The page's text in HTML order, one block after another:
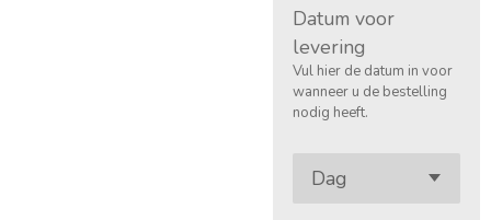
Datum voor
levering
Vul hier de datum in voor
wanneer u de bestelling
nodig heeft.